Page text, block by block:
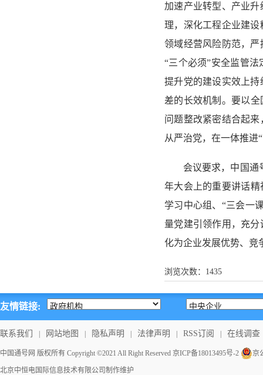
加速产业转型、产业
理，深化工程企业建
领域经营风险防范，
“三个必须”安全监管
提升党的建设实效上
差的长效机制。要以
问题整改紧密结合起
从严治党，在一体推进
会议要求，中国通
年大会上的重要讲话
学习中心组、“三会一
量党建引领作用，充
化为企业发展优势、竞
浏览次数： 1435
友情链接:
联系我们 网站地图 隐私声明 法律声明 RSS订阅 在线调查
中国通号网 版权所有 Copyright ©2021 All Right Reserved 京ICP备18013495号-2 京
北京中恒电国际信息技术有限公司 制作维护